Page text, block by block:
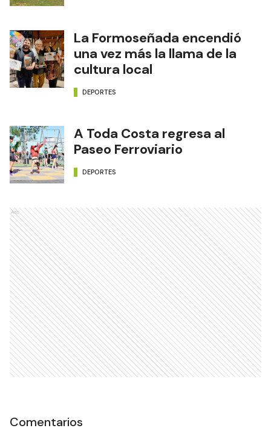
La Formoseñada encendió
una vez más la llama de la
cultura local
DEPORTES
A Toda Costa regresa al
Paseo Ferroviario
DEPORTES
Ads
Comentarios